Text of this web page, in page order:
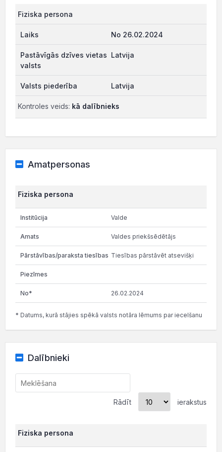
Fiziska persona
No 26.02.2024
Latvija
Latvija
Kontroles veids: kā dalībnieks
Amatpersonas
Fiziska persona
Valde
Valdes priekšsēdētājs
Tiesības pārstāvēt atsevišķi
26.02.2024
* Datums, kurā stājies spēkā valsts notāra lēmums par iecelšanu
Dalībnieki
Rādīt ierakstus
Fiziska persona